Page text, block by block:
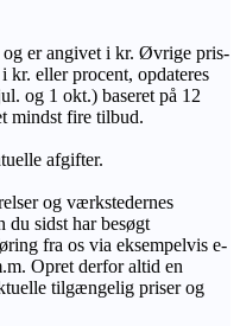
er angivet i kr. Øvrige pris-
kr. eller procent, opdateres
og 1 okt.) baseret på 12
mindst fire tilbud.
afgifter.
og værkstedernes
sidst har besøgt
fra os via eksempelvis e-
Opret derfor altid en
tilgængelig priser og